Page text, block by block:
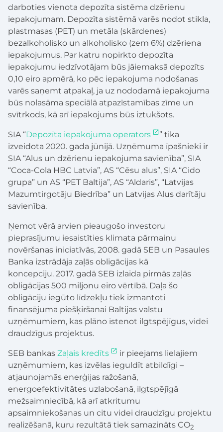
darboties vienota depozīta sistēma dzērienu
iepakojumam. Depozīta sistēmā varēs nodot stikla,
plastmasas (PET) un metāla (skārdenes)
bezalkoholisko un alkoholisko (zem 6%) dzēriena
iepakojumus. Par katru nopirkto depozīta
iepakojumu iedzīvotājam būs jāiemaksā depozīts
0,10 eiro apmērā, ko pēc iepakojuma nodošanas
varēs saņemt atpakaļ, ja uz nododamā iepakojuma
būs nolasāma speciālā atpazīstamības zīme un
svītrkods, kā arī iepakojums būs iztukšots.
SIA “Depozīta iepakojuma operators
” tika
izveidota 2020. gada jūnijā. Uzņēmuma īpašnieki ir
SIA “Alus un dzērienu iepakojuma savienība”, SIA
“Coca-Cola HBC Latvia”, AS “Cēsu alus”, SIA “Cido
grupa” un AS “PET Baltija”, AS “Aldaris”, “Latvijas
Mazumtirgotāju Biedrība” un Latvijas Alus darītāju
savienība.
Ņemot vērā arvien pieaugošo investoru
pieprasījumu iesaistīties klimata pārmaiņu
novēršanas iniciatīvās, 2008. gadā SEB un Pasaules
Banka izstrādāja zaļās obligācijas kā
koncepciju. 2017. gadā SEB izlaida pirmās zaļās
obligācijas 500 miljonu eiro vērtībā. Daļa šo
obligāciju iegūto līdzekļu tiek izmantoti
finansējuma piešķiršanai Baltijas valstu
uzņēmumiem, kas plāno īstenot ilgtspējīgus, videi
draudzīgus projektus.
SEB bankas Zaļais kredīts
ir pieejams lielajiem
uzņēmumiem, kas izvēlas ieguldīt atbildīgi –
atjaunojamās enerģijas ražošanā,
energoefektivitātes uzlabošanā, ilgtspējīgā
mežsaimniecībā, kā arī atkritumu
apsaimniekošanas un citu videi draudzīgu projektu
realizēšanā, kuru rezultātā tiek samazināts CO2